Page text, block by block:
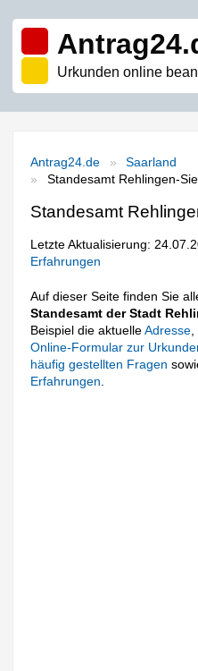
Urkunden online
Antrag24.de
Saarland
Standesamt Rehlingen-
Standesamt
Letzte Aktualisierung:
Erfahrungen
Auf dieser Seite finden Sie
Standesamt der Stadt
Beispiel die aktuelleAdresse
Online-Formular zur
häufig gestellten Fragen
Erfahrungen